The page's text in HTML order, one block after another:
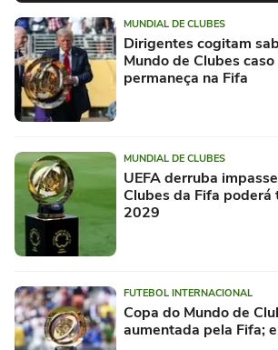
MUNDIAL DE CLUBES
Dirigentes cogitam
Mundo de Clubes
permaneça na Fifa
MUNDIAL DE CLUBES
UEFA derruba
Clubes da Fifa
2029
FUTEBOL INTERNACIONAL
Copa do Mundo de
aumentada pela Fifa;